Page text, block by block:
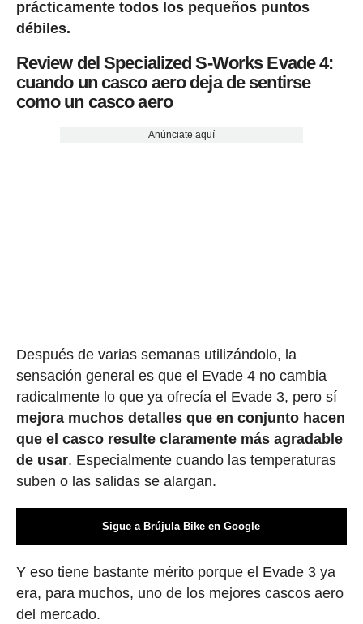
prácticamente todos los pequeños puntos
débiles.
Review del Specialized S-Works Evade 4:
cuando un casco aero deja de sentirse
como un casco aero
Anúnciate aquí
Después de varias semanas utilizándolo, la
sensación general es que el Evade 4 no cambia
radicalmente lo que ya ofrecía el Evade 3, pero sí
mejora muchos detalles que en conjunto hacen
que el casco resulte claramente más agradable
de usar. Especialmente cuando las temperaturas
suben o las salidas se alargan.
Sigue a Brújula Bike en Google
Y eso tiene bastante mérito porque el Evade 3 ya
era, para muchos, uno de los mejores cascos aero
del mercado.